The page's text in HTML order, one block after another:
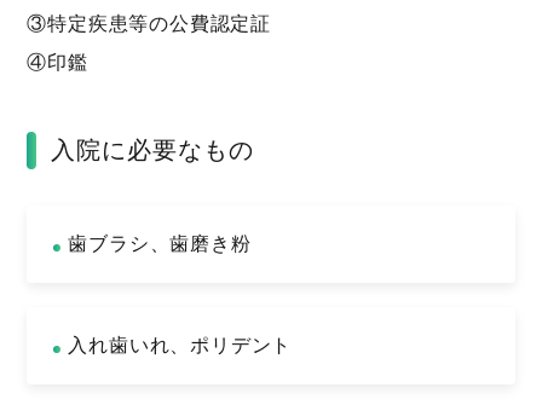
③特定疾患等の公費認定証
④印鑑
入院に必要なもの
歯ブラシ、歯磨き粉
入れ歯いれ、ポリデント